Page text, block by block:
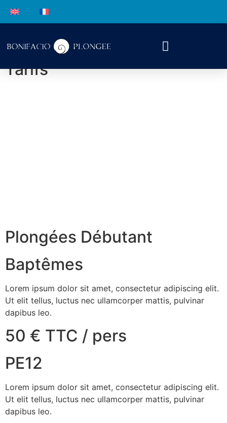
Tarifs
Tarifs
Plongées Débutant
Baptêmes
Lorem ipsum dolor sit amet, consectetur adipiscing elit.
Ut elit tellus, luctus nec ullamcorper mattis, pulvinar
dapibus leo.
50 € TTC / pers
PE12
Lorem ipsum dolor sit amet, consectetur adipiscing elit.
Ut elit tellus, luctus nec ullamcorper mattis, pulvinar
dapibus leo.